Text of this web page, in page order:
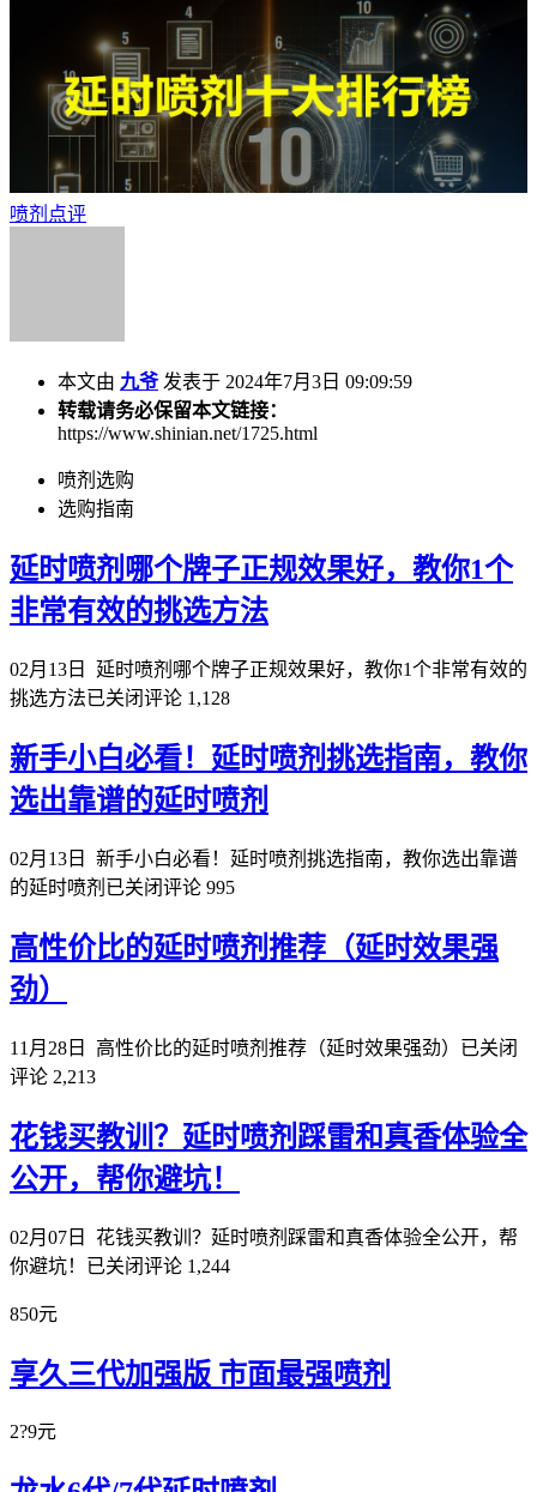
喷剂点评
本文由 九爷发表于 2024年7月3日 09:09:59
转载请务必保留本文链接：
https://www.shinian.net/1725.html
喷剂选购
选购指南
延时喷剂哪个牌子正规效果好，教你1个
非常有效的挑选方法
02月13日
延时喷剂哪个牌子正规效果好，教你1个非常有效的
挑选方法已关闭评论 1,128
新手小白必看！延时喷剂挑选指南，教你
选出靠谱的延时喷剂
02月13日
新手小白必看！延时喷剂挑选指南，教你选出靠谱
的延时喷剂 已关闭评论 995
高性价比的延时喷剂推荐（延时效果强
劲）
11月28日 高性价比的延时喷剂推荐（延时效果强劲） 已关闭
评论 2,213
花钱买教训？延时喷剂踩雷和真香体验全
公开，帮你避坑！
02月07日
花钱买教训？延时喷剂踩雷和真香体验全公开，帮
你避坑！ 已关闭评论 1,244
850元
享久三代加强版 市面最强喷剂
2?9元